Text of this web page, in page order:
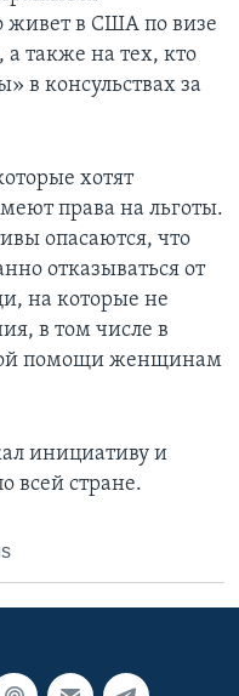
живет в США по визе
а также на тех, кто
в консульствах за
хотят
права на льготы.
опасаются, что
отказываться от
на которые не
в том числе в
помощи женщинам
инициативу и
всей стране.